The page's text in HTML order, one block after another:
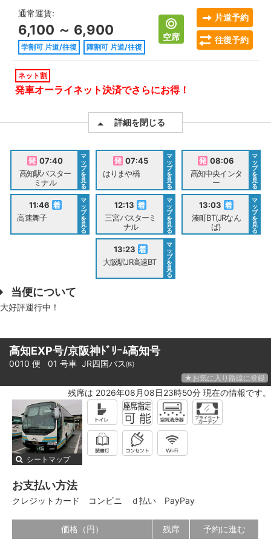
通常運賃:
6,100 ～ 6,900
学割可 片道/往復 障割可 片道/往復
空席
片道予約
往復予約
ネット割
発車オーライネット決済でさらにお得！
詳細を閉じる
07:40
高知駅バスター
ミナル
マ
ッ
プ
を
見
る
07:45
はりまや橋
マ
ッ
プ
を
見
る
08:06
高知中央インタ
ー
マ
ッ
プ
を
見
る
11:46
高速舞子
マ
ッ
プ
を
見
る
12:13
三宮バスターミ
ナル
マ
ッ
プ
を
見
る
13:03
湊町BT(JRなん
ば)
マ
ッ
プ
を
見
る
13:23
大阪駅JR高速BT
マ
ッ
プ
を
見
る
当便について
大好評運行中！
高知EXP号/京阪神ﾄﾞﾘｰﾑ高知号
0010 便 01 号車 JR四国バス㈱
★お気に入り路線に登録
残席は 2026年08月08日23時50分 現在の情報です。
シートマップ
お支払い方法
クレジットカード コンビニ ｄ払い PayPay
価格（円） 残席 予約に進む